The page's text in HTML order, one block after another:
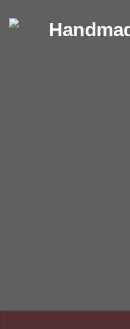
Перейти к содержимому